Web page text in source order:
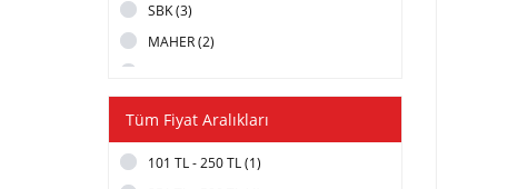
SBK (3)
MAHER (2)
EXEDY (1)
ITAQI (1)
Tüm Fiyat Aralıkları
101 TL - 250 TL (1)